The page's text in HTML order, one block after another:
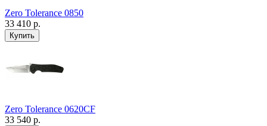
Zero Tolerance 0850
33 410 р.
Zero Tolerance 0620CF
33 540 р.